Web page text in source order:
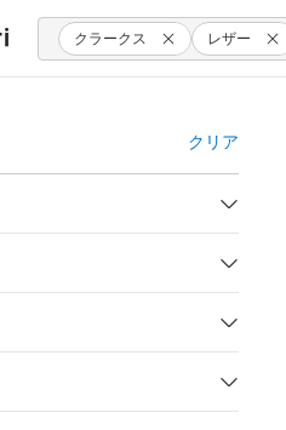
クラークス レザー
クリア